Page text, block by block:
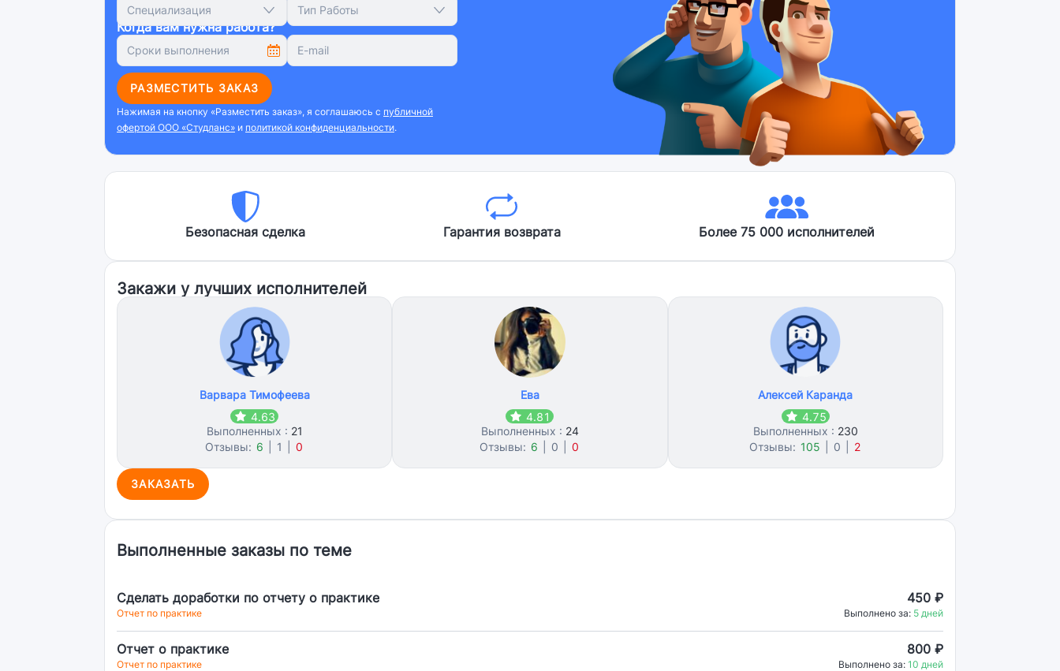
Специализация Тип Работы
Когда вам нужна работа?
РАЗМЕСТИТЬ ЗАКАЗ
Нажимая на кнопку «Разместить заказ», я соглашаюсь с публичной
офертой ООО «Студланс» и политикой конфиденциальности.
Безопасная сделка Гарантия возврата Более 75 000 исполнителей
Закажи у лучших исполнителей
Варвара Тимофеева
4.63
Выполненных : 21
Отзывы: 6 1 0
Ева
4.81
Выполненных : 24
Отзывы: 6 0 0
Алексей Каранда
4.75
Выполненных : 230
Отзывы: 105 0 2
ЗАКАЗАТЬ
Выполненные заказы по теме
Сделать доработки по отчету о практике 450 ₽
Отчет по практике Выполнено за: 5 дней
Отчет о практике 800 ₽
Отчет по практике Выполнено за: 10 дней